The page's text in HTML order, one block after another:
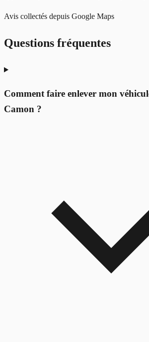
Avis collectés depuis Google Maps
Questions fréquentes
Comment faire enlever mon
Camon ?